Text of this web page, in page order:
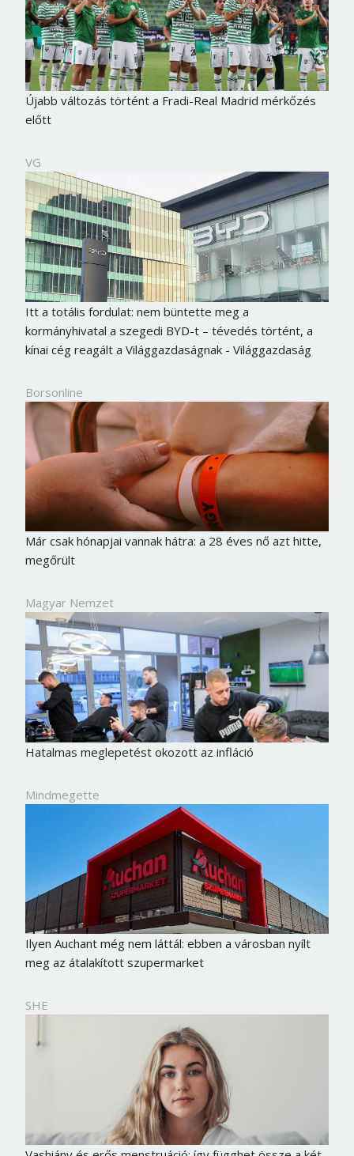
Újabb változás történt a Fradi-Real Madrid mérkőzés
előtt
VG
Itt a totális fordulat: nem büntette meg a
kormányhivatal a szegedi BYD-t – tévedés történt, a
kínai cég reagált a Világgazdaságnak - Világgazdaság
Borsonline
Már csak hónapjai vannak hátra: a 28 éves nő azt hitte,
megőrült
Magyar Nemzet
Hatalmas meglepetést okozott az infláció
Mindmegette
Ilyen Auchant még nem láttál: ebben a városban nyílt
meg az átalakított szupermarket
SHE
Borsonline bejelentkezés
E-mail cím vagy felhasználónév